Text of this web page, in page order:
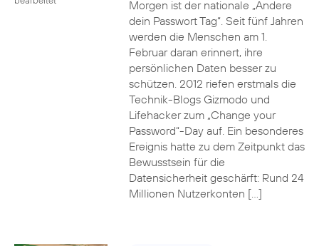
Morgen ist der nationale „Ändere
dein Passwort Tag“. Seit fünf Jahren
werden die Menschen am 1.
Februar daran erinnert, ihre
persönlichen Daten besser zu
schützen. 2012 riefen erstmals die
Technik-Blogs Gizmodo und
Lifehacker zum „Change your
Password“-Day auf. Ein besonderes
Ereignis hatte zu dem Zeitpunkt das
Bewusstsein für die
Datensicherheit geschärft: Rund 24
Millionen Nutzerkonten […]